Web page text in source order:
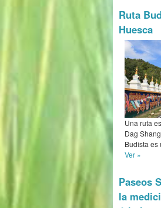
Ruta
Huesca
Una ruta
Dag
Budista es
Ver »
Paseos
la